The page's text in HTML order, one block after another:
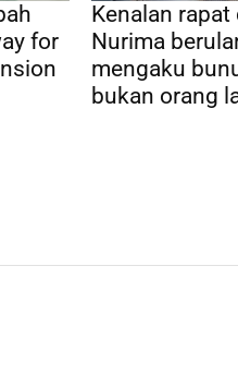
for
Kenalan rapat
Nurima
mengaku
bukan orang